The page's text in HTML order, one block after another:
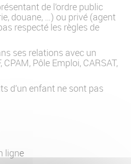
de l’ordre public
douane, …) ou privé (agent
respecté les règles de
ses relations avec un
Pôle Emploi, CARSAT,
d’un enfant ne sont pas
ligne